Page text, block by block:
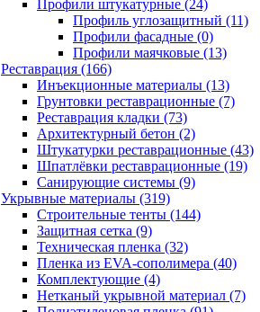
Профили штукатурные (24)
Профиль углозащитный (11)
Профили фасадные (0)
Профили маячковые (13)
Реставрация (166)
Инъекционные материалы (13)
Грунтовки реставрационные (7)
Реставрация кладки (73)
Архитектурный бетон (2)
Штукатурки реставрационные (43)
Шпатлёвки реставрационные (19)
Санирующие системы (9)
Укрывные материалы (319)
Строительные тенты (144)
Защитная сетка (9)
Техническая пленка (32)
Пленка из EVA-сополимера (40)
Комплектующие (4)
Нетканый укрывной материал (7)